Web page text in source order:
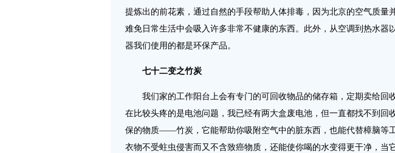
提炼出的前花素，通过自然的手段帮助人体排毒，因为北京的空气质量
难免日常生活中会吸入许多非常不健康的东西。此外，从空调到热水器
器我们使用的都是环保产品。
七十二变之竹炭
我们家的工作阳台上会有专门的可回收物品的储存箱，定期卖给回
在比较头疼的是电池问题，我已经有两大盒废电池，但一直都找不到回
保的物质——竹炭，它能帮助你吸附空气中的脏东西，也能代替樟脑等
衣物不受蛀虫侵害而又不含致癌物质，还能使你喝的水变得更干净，当